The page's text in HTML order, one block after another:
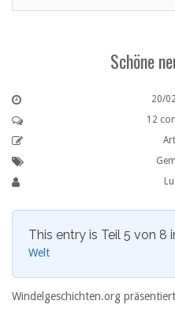
Schöne
20/
12
This entry is Teil 5 von 8
Welt
Windelgeschichten.org